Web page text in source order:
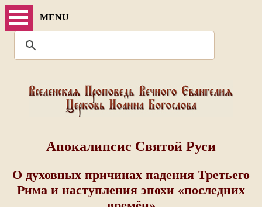
MENU
Апокалипсис Святой Руси
О духовных причинах падения Третьего
Рима и наступления эпохи «последних